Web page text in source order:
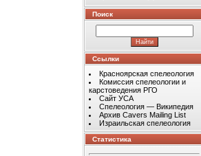
Поиск
Ссылки
Красноярская спелеология
Комиссия спелеологии и
карстоведения РГО
Сайт УСА
Спелеология — Википедия
Архив Cavers Mailing List
Израильская спелеология
Статистика